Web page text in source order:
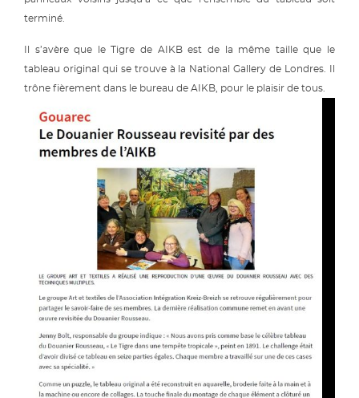
terminé.
Il s’avère que le Tigre de AIKB est de la même taille que le
tableau original qui se trouve à la National Gallery de Londres. Il
trône fièrement dans le bureau de AIKB, pour le plaisir de tous.